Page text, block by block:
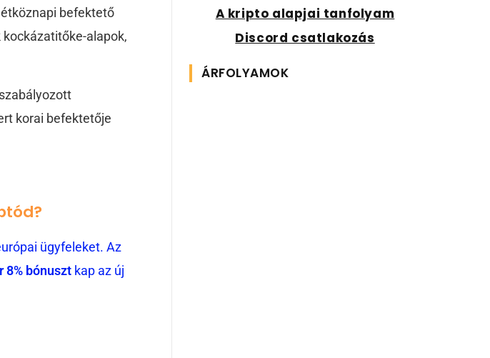
befektető
alapok,
korai befektetője
ügyfeleket. Az
8% bónuszt kap az új
A kripto alapjai tanfolyam
Discord csatlakozás
ÁRFOLYAMOK